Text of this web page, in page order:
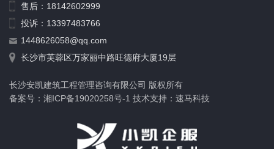
售后：18142602999
投诉：13397483766
1448626058@qq.com
长沙市芙蓉区万家丽中路旺德府大厦19层
长沙安凯建筑工程管理咨询有限公司 版权所有
备案号：湘ICP备19020258号-1 技术支持：速马科技